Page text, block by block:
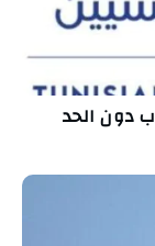
دون الحد